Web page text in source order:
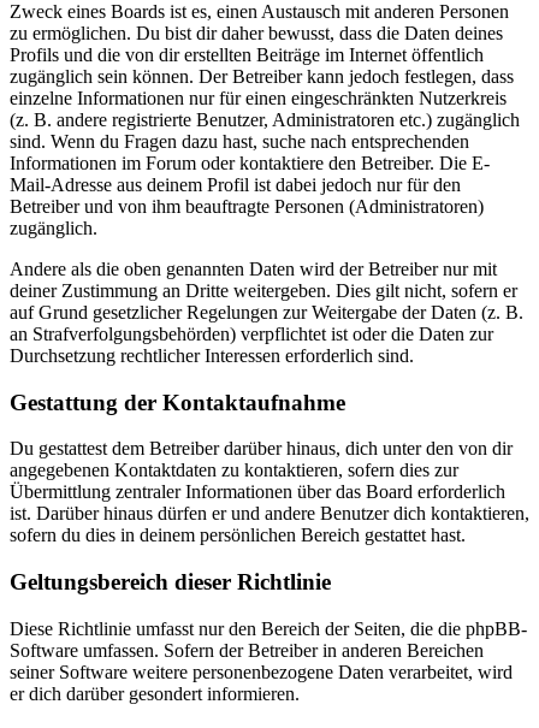
Zweck eines Boards ist es, einen Austausch mit anderen Personen
zu ermöglichen. Du bist dir daher bewusst, dass die Daten deines
Profils und die von dir erstellten Beiträge im Internet öffentlich
zugänglich sein können. Der Betreiber kann jedoch festlegen, dass
einzelne Informationen nur für einen eingeschränkten Nutzerkreis
(z. B. andere registrierte Benutzer, Administratoren etc.) zugänglich
sind. Wenn du Fragen dazu hast, suche nach entsprechenden
Informationen im Forum oder kontaktiere den Betreiber. Die E-
Mail-Adresse aus deinem Profil ist dabei jedoch nur für den
Betreiber und von ihm beauftragte Personen (Administratoren)
zugänglich.
Andere als die oben genannten Daten wird der Betreiber nur mit
deiner Zustimmung an Dritte weitergeben. Dies gilt nicht, sofern er
auf Grund gesetzlicher Regelungen zur Weitergabe der Daten (z. B.
an Strafverfolgungsbehörden) verpflichtet ist oder die Daten zur
Durchsetzung rechtlicher Interessen erforderlich sind.
Gestattung der Kontaktaufnahme
Du gestattest dem Betreiber darüber hinaus, dich unter den von dir
angegebenen Kontaktdaten zu kontaktieren, sofern dies zur
Übermittlung zentraler Informationen über das Board erforderlich
ist. Darüber hinaus dürfen er und andere Benutzer dich kontaktieren,
sofern du dies in deinem persönlichen Bereich gestattet hast.
Geltungsbereich dieser Richtlinie
Diese Richtlinie umfasst nur den Bereich der Seiten, die die phpBB-
Software umfassen. Sofern der Betreiber in anderen Bereichen
seiner Software weitere personenbezogene Daten verarbeitet, wird
er dich darüber gesondert informieren.